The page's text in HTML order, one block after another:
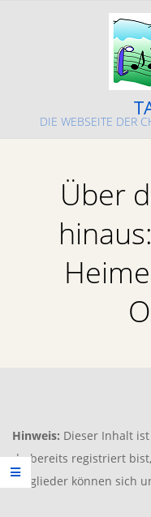
DIE WEBSEITE DER
Über
Hinweis: Dieser Inhalt
du bereits registriert
Mitglieder können sich